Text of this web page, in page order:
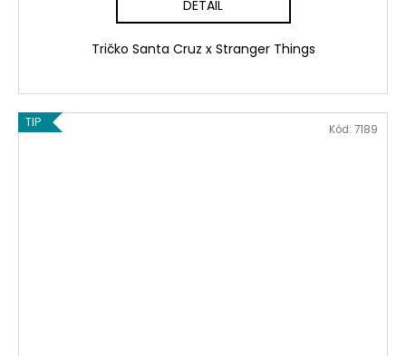
DETAIL
Tričko Santa Cruz x Stranger Things
TIP Kód: 7189